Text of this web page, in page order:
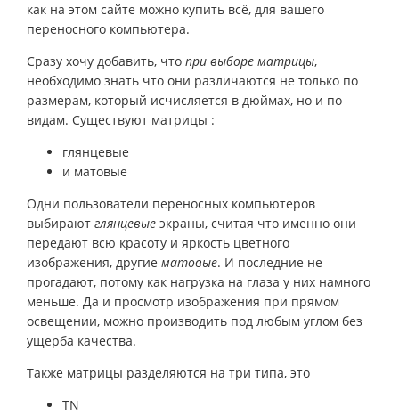
как на этом сайте можно купить всё, для вашего
переносного компьютера.
Сразу хочу добавить, что при выборе матрицы,
необходимо знать что они различаются не только по
размерам, который исчисляется в дюймах, но и по
видам. Существуют матрицы :
глянцевые
и матовые
Одни пользователи переносных компьютеров
выбирают глянцевые экраны, считая что именно они
передают всю красоту и яркость цветного
изображения, другие матовые. И последние не
прогадают, потому как нагрузка на глаза у них намного
меньше. Да и просмотр изображения при прямом
освещении, можно производить под любым углом без
ущерба качества.
Также матрицы разделяются на три типа, это
TN